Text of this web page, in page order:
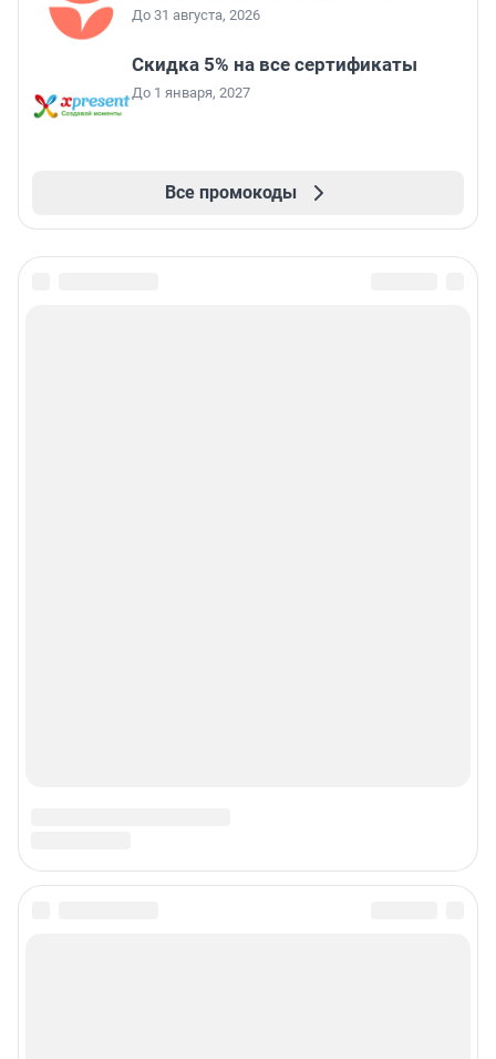
До 31 августа, 2026
Скидка 5% на все сертификаты
До 1 января, 2027
Все промокоды